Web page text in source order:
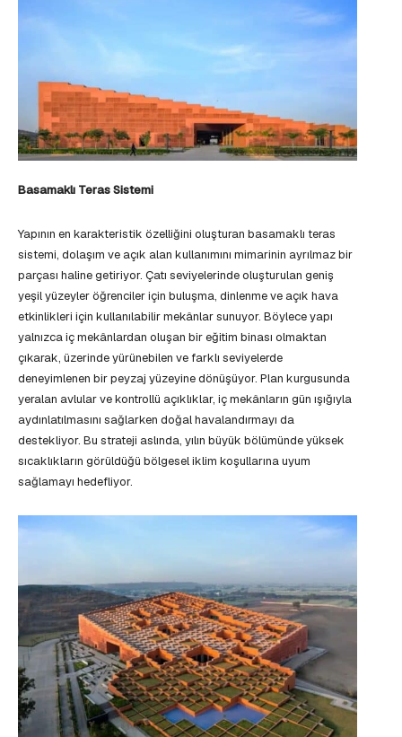
Basamaklı Teras Sistemi
Yapının en karakteristik özelliğini oluşturan basamaklı teras
sistemi, dolaşım ve açık alan kullanımını mimarinin ayrılmaz bir
parçası haline getiriyor. Çatı seviyelerinde oluşturulan geniş
yeşil yüzeyler öğrenciler için buluşma, dinlenme ve açık hava
etkinlikleri için kullanılabilir mekânlar sunuyor. Böylece yapı
yalnızca iç mekânlardan oluşan bir eğitim binası olmaktan
çıkarak, üzerinde yürünebilen ve farklı seviyelerde
deneyimlenen bir peyzaj yüzeyine dönüşüyor. Plan kurgusunda
yeralan avlular ve kontrollü açıklıklar, iç mekânların gün ışığıyla
aydınlatılmasını sağlarken doğal havalandırmayı da
destekliyor. Bu strateji aslında, yılın büyük bölümünde yüksek
sıcaklıkların görüldüğü bölgesel iklim koşullarına uyum
sağlamayı hedefliyor.